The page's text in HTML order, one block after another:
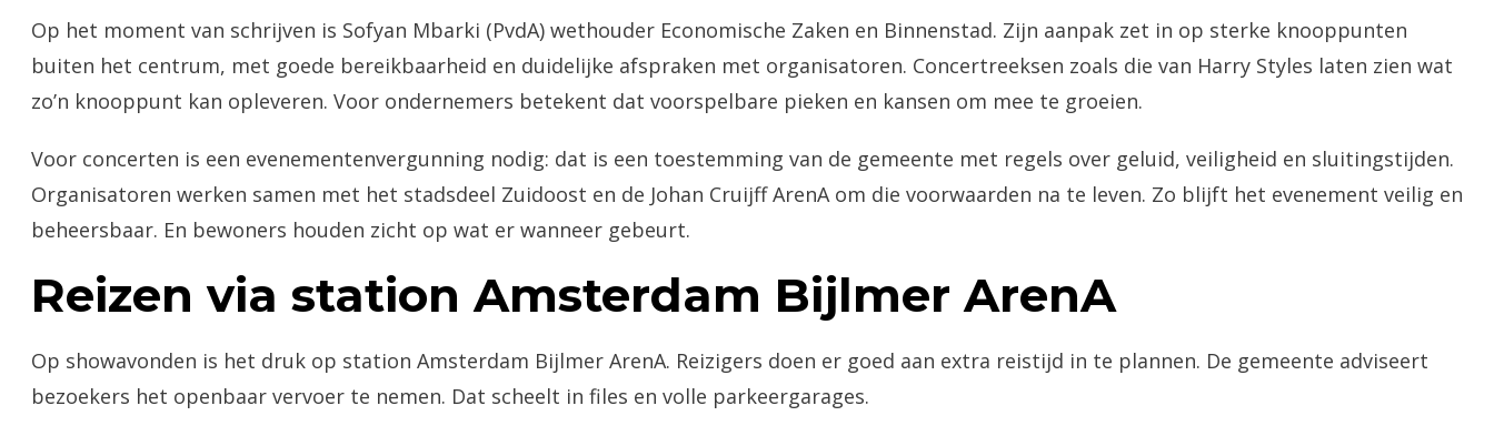
Op het moment van schrijven is Sofyan Mbarki (PvdA) wethouder Economische Zaken en Binnenstad. Zijn aanpak zet in op sterke knooppunten
buiten het centrum, met goede bereikbaarheid en duidelijke afspraken met organisatoren. Concertreeksen zoals die van Harry Styles laten zien wat
zo’n knooppunt kan opleveren. Voor ondernemers betekent dat voorspelbare pieken en kansen om mee te groeien.
Voor concerten is een evenementenvergunning nodig: dat is een toestemming van de gemeente met regels over geluid, veiligheid en sluitingstijden.
Organisatoren werken samen met het stadsdeel Zuidoost en de Johan Cruijff ArenA om die voorwaarden na te leven. Zo blijft het evenement veilig en
beheersbaar. En bewoners houden zicht op wat er wanneer gebeurt.
Reizen via station Amsterdam Bijlmer ArenA
Op showavonden is het druk op station Amsterdam Bijlmer ArenA. Reizigers doen er goed aan extra reistijd in te plannen. De gemeente adviseert
bezoekers het openbaar vervoer te nemen. Dat scheelt in files en volle parkeergarages.